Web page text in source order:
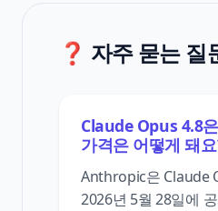
❓ 자주 묻는 질
Claude Opus 4.8
가격은 어떻게 돼
Anthropic은 Claude
2026년 5월 28일에